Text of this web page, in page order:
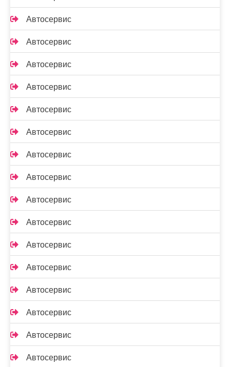
Автосервис
Автосервис
Автосервис
Автосервис
Автосервис
Автосервис
Автосервис
Автосервис
Автосервис
Автосервис
Автосервис
Автосервис
Автосервис
Автосервис
Автосервис
Автосервис